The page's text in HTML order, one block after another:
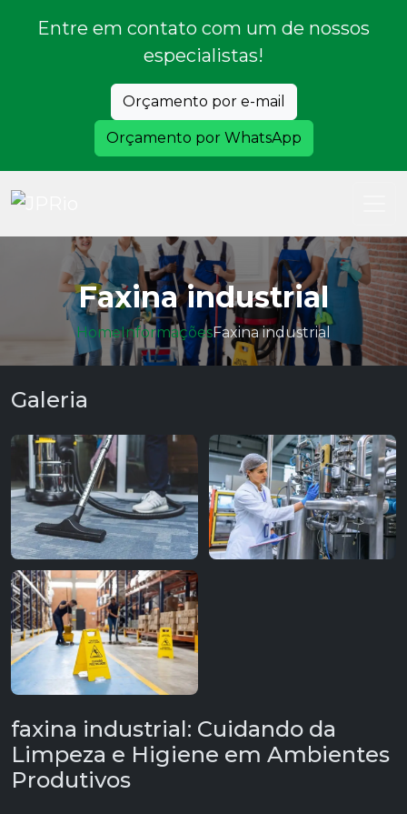
Entre em contato com um de nossos
especialistas!
Orçamento por e-mail
Orçamento por WhatsApp
HomeInformaçõesFaxina industrial
Faxina industrial
Galeria
faxina industrial: Cuidando da
Limpeza e Higiene em Ambientes
Produtivos